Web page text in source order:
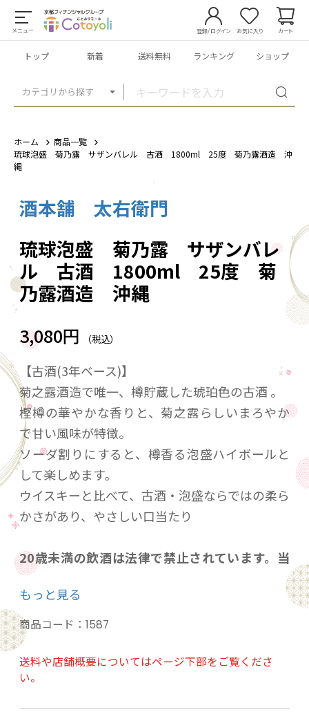
メニュー
カテゴリから探す
登録/ログイン お気に入り カート
トップ 新着 送料無料 ランキング ショップ
ホーム
商品一覧
琉球泡盛 菊乃露 サザンバレル 古酒 1800ml 25度 菊乃露酒造 沖
縄
酒本舗 太右衛門
琉球泡盛 菊乃露 サザンバレ
ル 古酒 1800ml 25度 菊
乃露酒造 沖縄
3,080円 （税込）
【古酒(3年ベース)】
菊之露酒造で唯一、樽貯蔵した琥珀色の古酒 。
樫樽の華やかな香りと、菊之露らしいまろやか
で甘い風味が特徴。
ソーダ割りにすると、樽香る泡盛ハイボールと
して楽しめます。
ウイスキーと比べて、古酒・泡盛ならではの柔ら
かさがあり、やさしい口当たり
20歳未満の飲酒は法律で禁止されています。当
店は20歳未満の方への酒類の販売はいたしてお
りません。
ご購入時、「ご注文手続き」画面の「お問い合
わせ欄」に、生年月日を必ず入力してくださ
い。
ことよりモール会員で生年月日登録済みの方
もっと見る
商品コード： 1587
送料や店舗概要についてはページ下部をご覧くださ
い。